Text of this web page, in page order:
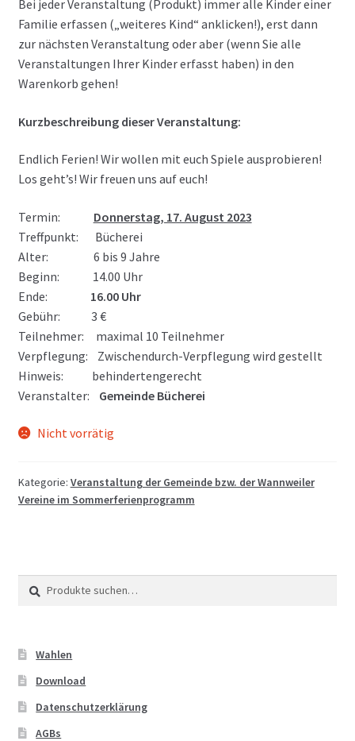
Bei jeder Veranstaltung (Produkt) immer alle Kinder einer
Familie erfassen („weiteres Kind“ anklicken!), erst dann
zur nächsten Veranstaltung oder aber (wenn Sie alle
Veranstaltungen Ihrer Kinder erfasst haben) in den
Warenkorb gehen!
Kurzbeschreibung dieser Veranstaltung:
Endlich Ferien! Wir wollen mit euch Spiele ausprobieren!
Los geht’s! Wir freuen uns auf euch!
Termin: Donnerstag, 17. August 2023
Treffpunkt: Bücherei
Alter: 6 bis 9 Jahre
Beginn: 14.00 Uhr
Ende: 16.00 Uhr
Gebühr: 3 €
Teilnehmer: maximal 10 Teilnehmer
Verpflegung: Zwischendurch-Verpflegung wird gestellt
Hinweis: behindertengerecht
Veranstalter: Gemeinde Bücherei
Nicht vorrätig
Kategorie: Veranstaltung der Gemeinde bzw. der Wannweiler
Vereine im Sommerferienprogramm
Suche
nach:
Suche
Wahlen
Download
Datenschutzerklärung
AGBs